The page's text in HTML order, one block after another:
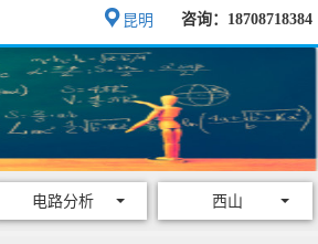
咨询：18708718384
昆明
电路分析 西山